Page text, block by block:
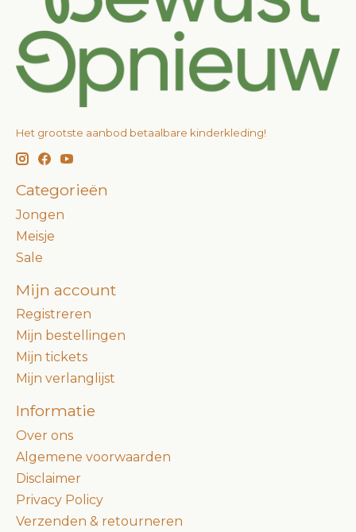
Het grootste aanbod betaalbare kinderkleding!
Categorieën
Jongen
Meisje
Sale
Mijn account
Registreren
Mijn bestellingen
Mijn tickets
Mijn verlanglijst
Informatie
Over ons
Algemene voorwaarden
Disclaimer
Privacy Policy
Verzenden & retourneren